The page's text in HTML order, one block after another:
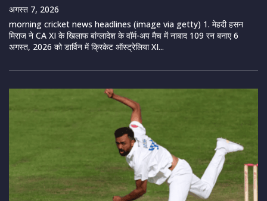
अगस्त 7, 2026
morning cricket news headlines (image via getty) 1. मेहदी हसन
मिराज ने CA XI के खिलाफ बांग्लादेश के वॉर्म-अप मैच में नाबाद 109 रन बनाए 6
अगस्त, 2026 को डार्विन में क्रिकेट ऑस्ट्रेलिया XI...